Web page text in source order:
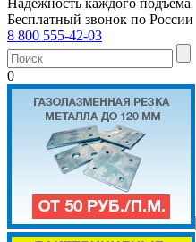
Надежность каждого подъема
Бесплатный звонок по России
8 800 555-42-03
0